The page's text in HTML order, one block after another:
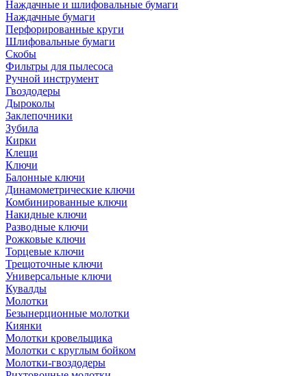
Наждачные и шлифовальные бумаги
Наждачные бумаги
Перфорированные круги
Шлифовальные бумаги
Скобы
Фильтры для пылесоса
Ручной инструмент
Гвоздодеры
Дыроколы
Заклепочники
Зубила
Кирки
Клещи
Ключи
Балонные ключи
Динамометрические ключи
Комбинированные ключи
Накидные ключи
Разводные ключи
Рожковые ключи
Торцевые ключи
Трещоточные ключи
Универсальные ключи
Кувалды
Молотки
Безынерционные молотки
Киянки
Молотки кровельщика
Молотки с круглым бойком
Молотки-гвоздодеры